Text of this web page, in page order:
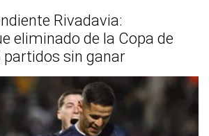
Rivadavia:
eliminado de la Copa de
partidos sin ganar